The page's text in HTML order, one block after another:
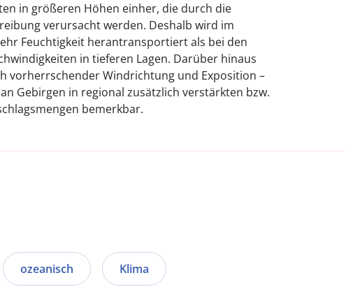
in größeren Höhen einher, die durch die
verursacht werden. Deshalb wird im
Feuchtigkeit herantransportiert als bei den
in tieferen Lagen. Darüber hinaus
vorherrschender Windrichtung und Exposition –
Gebirgen in regional zusätzlich verstärkten bzw.
bemerkbar.
ozeanisch Klima